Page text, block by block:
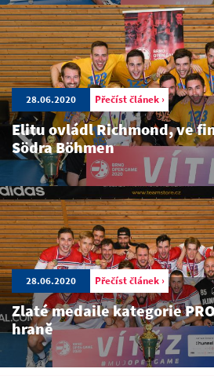
28.06.2020 Přečíst článek ›
Elitu ovládl Richmond, ve
Södra Böhmen
28.06.2020 Přečíst článek ›
Zlaté medaile kategorie
hraně